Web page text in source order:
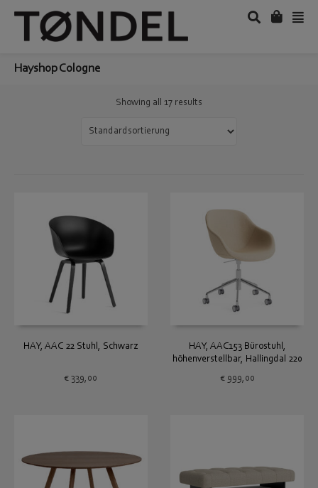
Hayshop Cologne
Showing all 17 results
HAY, AAC 22 Stuhl, Schwarz
€ 339,00
HAY, AAC153 Bürostuhl,
höhenverstellbar, Hallingdal 220
€999,00